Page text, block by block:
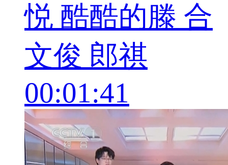
悦 酷酷的滕 合
文俊 郎祺
00:01:41